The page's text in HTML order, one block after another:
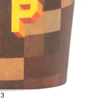
3